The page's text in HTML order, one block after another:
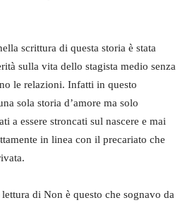
scrittura di questa storia è stata
sulla vita dello stagista medio senza
le relazioni. Infatti in questo
sola storia d’amore ma solo
a essere stroncati sul nascere e mai
in linea con il precariato che
di Non è questo che sognavo da